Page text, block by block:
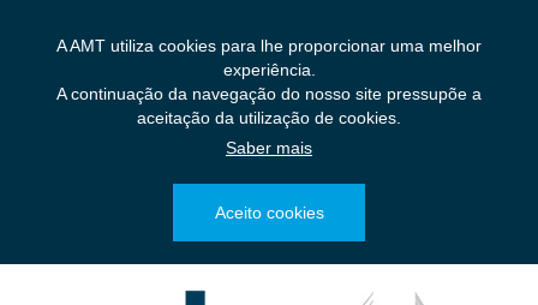
A AMT utiliza cookies para lhe proporcionar uma melhor
experiência.
A continuação da navegação do nosso site pressupõe a
aceitação da utilização de cookies.
Saber mais
Aceito cookies